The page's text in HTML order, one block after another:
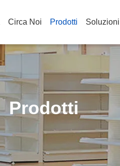
Circa Noi Prodotti Soluzioni
Prodotti